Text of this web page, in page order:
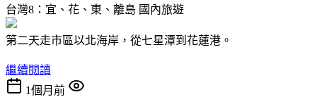
台灣8：宜、花、東、離島 國內旅遊
第二天走市區以北海岸，從七星潭到花蓮港。
繼續閱讀
1個月前